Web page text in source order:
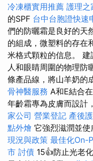
冷凍櫃實用推薦 護理之
的SPF 台中台胞證快速
們的防曬霜是良好的天
的組成，微塑料的存在
米格式顆粒的信息。
人和眼睛周圍的物理防
條產品線，將山羊奶
骨神醫服務 A和E結合
年齡霜專為皮膚而設計
家公司 營業登記 產後
點外燴 它強烈滋潤並使
現況與政策 最佳化On-
市 討債 15👍防止光老